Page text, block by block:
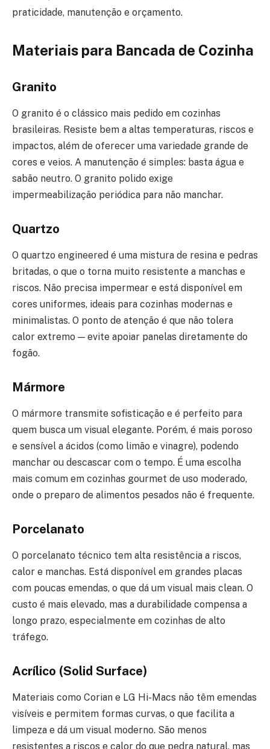
praticidade, manutenção e orçamento.
Materiais para Bancada de Cozinha
Granito
O granito é o clássico mais pedido em cozinhas
brasileiras. Resiste bem a altas temperaturas, riscos e
impactos, além de oferecer uma variedade grande de
cores e veios. A manutenção é simples: basta água e
sabão neutro. O granito polido exige
impermeabilização periódica para não manchar.
Quartzo
O quartzo engineered é uma mistura de resina e pedras
britadas, o que o torna muito resistente a manchas e
riscos. Não precisa impermear e está disponível em
cores uniformes, ideais para cozinhas modernas e
minimalistas. O ponto de atenção é que não tolera
calor extremo — evite apoiar panelas diretamente do
fogão.
Mármore
O mármore transmite sofisticação e é perfeito para
quem busca um visual elegante. Porém, é mais poroso
e sensível a ácidos (como limão e vinagre), podendo
manchar ou descascar com o tempo. É uma escolha
mais comum em cozinhas gourmet de uso moderado,
onde o preparo de alimentos pesados não é frequente.
Porcelanato
O porcelanato técnico tem alta resistência a riscos,
calor e manchas. Está disponível em grandes placas
com poucas emendas, o que dá um visual mais clean. O
custo é mais elevado, mas a durabilidade compensa a
longo prazo, especialmente em cozinhas de alto
tráfego.
Acrílico (Solid Surface)
Materiais como Corian e LG Hi-Macs não têm emendas
visíveis e permitem formas curvas, o que facilita a
limpeza e dá um visual moderno. São menos
resistentes a riscos e calor do que pedra natural, mas